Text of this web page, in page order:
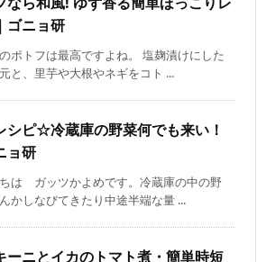
ゴニョ研
ポトフは最高ですよね。 塩麹漬けにした
と、里芋や大根やネギをコト ...
シピ☆冷蔵庫の野菜何でも来い！
ョ研
は ガッツかよめです。冷蔵庫の中の野
かしなびてきたり中途半端な量 ...
ーニとイカのトマト煮・簡単時短